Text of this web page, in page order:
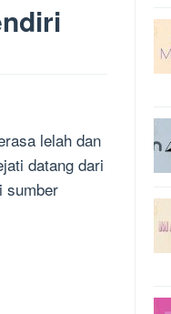
lelah dan
datang dari
sumber